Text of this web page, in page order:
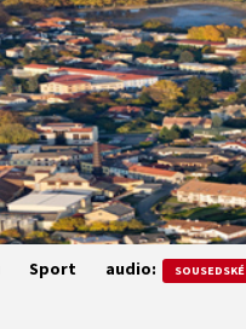
Sport audio: